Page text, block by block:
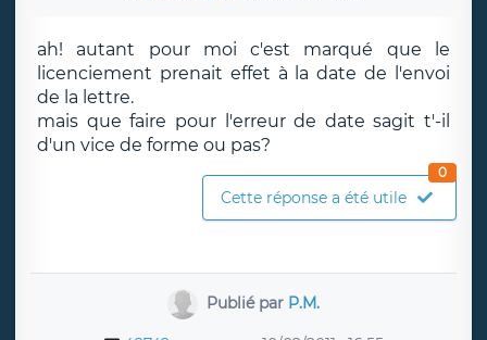
ah! autant pour moi c'est marqué que le
licenciement prenait effet à la date de l'envoi
de la lettre.
mais que faire pour l'erreur de date sagit t'-il
d'un vice de forme ou pas?
Cette réponse a été utile
0
Publié par P.M.